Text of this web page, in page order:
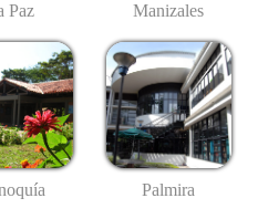
Paz Manizales
Palmira